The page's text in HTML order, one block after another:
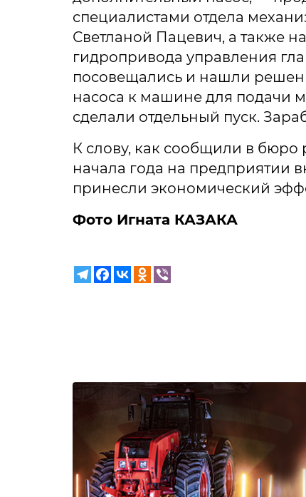
специалистами отдела
Светланой Пацевич, а также
гидропривода управления
посовещались и нашли
насоса к машине для подачи
сделали отдельный пуск.
К слову, как сообщили в бюро
начала года на предприятии
принесли экономический
Фото Игната КАЗАКА